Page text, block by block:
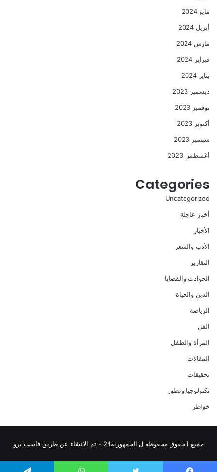
مايو 2024
أبريل 2024
مارس 2024
فبراير 2024
يناير 2024
ديسمبر 2023
نوفمبر 2023
أكتوبر 2023
سبتمبر 2023
أغسطس 2023
Categories
Uncategorized
أخبار عاجلة
الأخبار
الأدب والشعر
التقارير
الحوادث والقضايا
الدين والحياة
الرياضة
الفن
المرأة والطفل
المقالات
تحقيقات
تكنولوجيا وتطور
خواطر
جميع الحقوق محفوظة ل الجمهورية24 - تم الانشاء عن طريق فاست برو